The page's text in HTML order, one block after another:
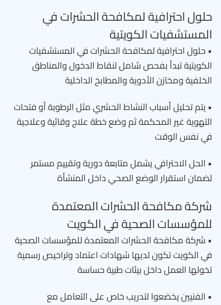
حلول احترافية لمكافحة الحشرات في
المستشفيات الكويتية
• حلول احترافية لمكافحة الحشرات في المستشفيات
الكويتية تبدأ بفحص شامل لنقاط الدخول والمناطق
الخلفية ومخازن الأدوية والمطابخ الداخلية
• يتم تحليل أسباب النشاط الحشري مثل الرطوبة أو فتحات
التهوية غير المحكمة ثم وضع خطة علاج وقائية وعلاجية
في نفس الوقت
• الحل الاحترافي يشمل متابعة دورية وتقييم مستمر
لضمان استقرار الوضع الصحي داخل المنشأة
شركة مكافحة الحشرات المعتمدة
للمؤسسات الصحية في الكويت
• شركة مكافحة الحشرات المعتمدة للمؤسسات الصحية
في الكويت تكون لديها شهادات اعتماد وتراخيص رسمية
تخولها العمل داخل بيئات طبية حساسة
• الفنيين يخضعوا لتدريب خاص على التعامل مع